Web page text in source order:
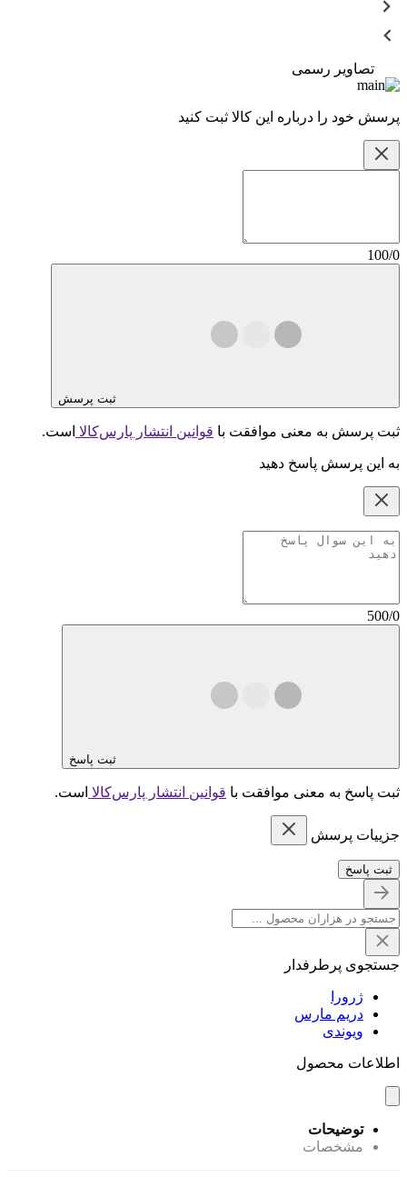
تصاویر رسمی
پرسش خود را درباره این کالا ثبت کنید
100/0
ثبت پرسش
ثبت پرسش به معنی موافقت با قوانین انتشار پارس‌کالا است.
به این پرسش پاسخ دهید
500/0
ثبت پاسخ
ثبت پاسخ به معنی موافقت با قوانین انتشار پارس‌کالا است.
جزییات پرسش
ثبت پاسخ
جستجوی پرطرفدار
ژرورا
دریم مارس
ویوندی
اطلاعات محصول
توضیحات
مشخصات